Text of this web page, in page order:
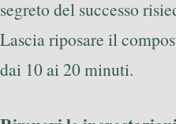
segreto del successo
Lascia riposare il
dai 10 ai 20 minuti.